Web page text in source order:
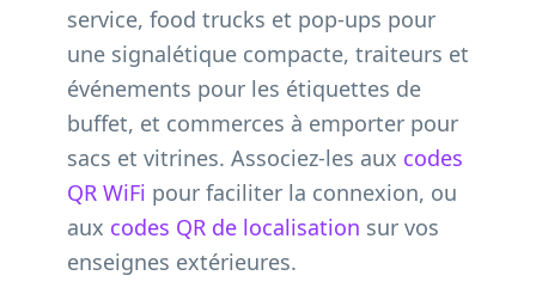
service, food trucks et pop-ups pour
une signalétique compacte, traiteurs et
événements pour les étiquettes de
buffet, et commerces à emporter pour
sacs et vitrines. Associez-les aux codes
QR WiFi pour faciliter la connexion, ou
aux codes QR de localisation sur vos
enseignes extérieures.